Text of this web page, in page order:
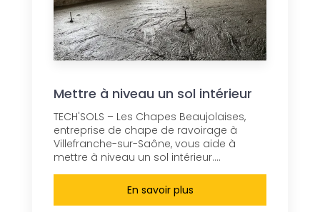
Mettre à niveau un sol intérieur
TECH'SOLS – Les Chapes Beaujolaises,
entreprise de chape de ravoirage à
Villefranche-sur-Saône, vous aide à
mettre à niveau un sol intérieur....
En savoir plus